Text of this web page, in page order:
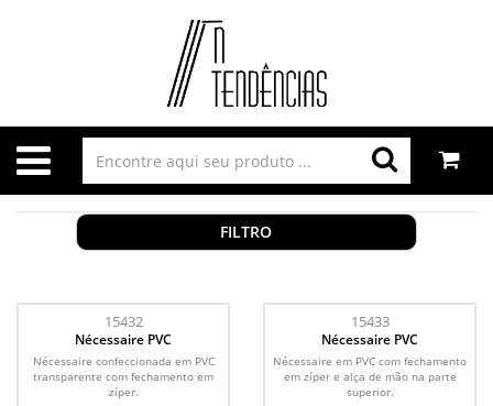
FILTRO
15432
Nécessaire PVC
Nécessaire confeccionada em PVC
transparente com fechamento em
zíper.
15433
Nécessaire PVC
Nécessaire em PVC com fechamento
em zíper e alça de mão na parte
superior.